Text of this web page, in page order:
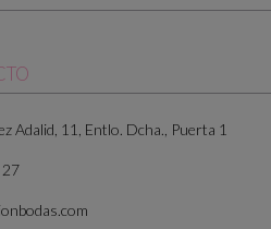
Adalid, 11, Entlo. Dcha., Puerta 1